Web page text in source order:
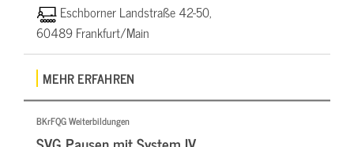
Eschborner Landstraße 42-50,
60489 Frankfurt/Main
MEHR ERFAHREN
BKrFQG Weiterbildungen